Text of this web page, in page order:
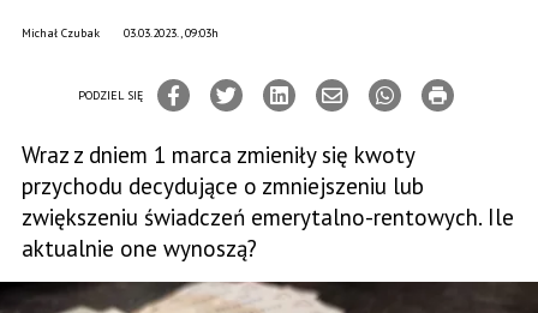
03.03.2023., 09:03h
Michał Czubak
PODZIEL SIĘ
Wraz z dniem 1 marca zmieniły się kwoty
przychodu decydujące o zmniejszeniu lub
zwiększeniu świadczeń emerytalno-rentowych. Ile
aktualnie one wynoszą?